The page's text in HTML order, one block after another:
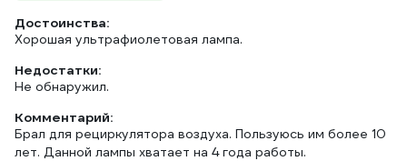
Достоинства:
Хорошая ультрафиолетовая лампа.
Недостатки:
Не обнаружил.
Комментарий:
Брал для рециркулятора воздуха. Пользуюсь им более 10
лет. Данной лампы хватает на 4 года работы.